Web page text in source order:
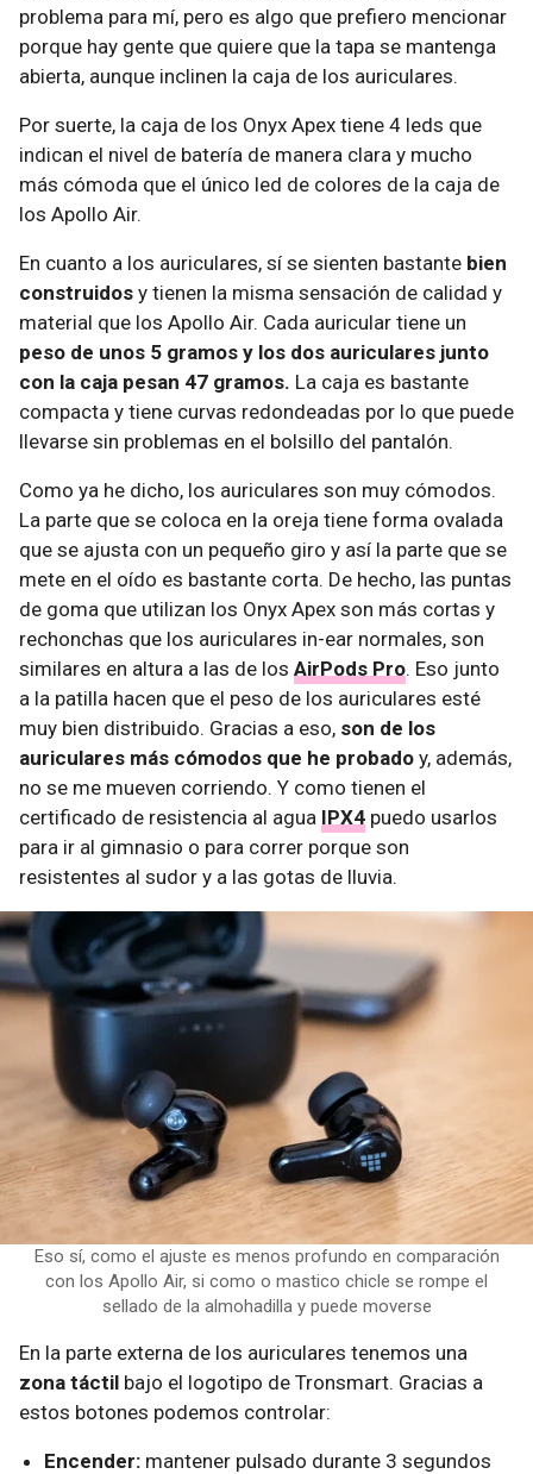
problema para mí, pero es algo que prefiero mencionar
porque hay gente que quiere que la tapa se mantenga
abierta, aunque inclinen la caja de los auriculares.
Por suerte, la caja de los Onyx Apex tiene 4 leds que
indican el nivel de batería de manera clara y mucho
más cómoda que el único led de colores de la caja de
los Apollo Air.
En cuanto a los auriculares, sí se sienten bastante bien
construidos y tienen la misma sensación de calidad y
material que los Apollo Air. Cada auricular tiene un
peso de unos 5 gramos y los dos auriculares junto
con la caja pesan 47 gramos. La caja es bastante
compacta y tiene curvas redondeadas por lo que puede
llevarse sin problemas en el bolsillo del pantalón.
Como ya he dicho, los auriculares son muy cómodos.
La parte que se coloca en la oreja tiene forma ovalada
que se ajusta con un pequeño giro y así la parte que se
mete en el oído es bastante corta. De hecho, las puntas
de goma que utilizan los Onyx Apex son más cortas y
rechonchas que los auriculares in-ear normales, son
similares en altura a las de los AirPods Pro. Eso junto
a la patilla hacen que el peso de los auriculares esté
muy bien distribuido. Gracias a eso, son de los
auriculares más cómodos que he probado y, además,
no se me mueven corriendo. Y como tienen el
certificado de resistencia al agua IPX4 puedo usarlos
para ir al gimnasio o para correr porque son
resistentes al sudor y a las gotas de lluvia.
Eso sí, como el ajuste es menos profundo en comparación
con los Apollo Air, si como o mastico chicle se rompe el
sellado de la almohadilla y puede moverse
En la parte externa de los auriculares tenemos una
zona táctil bajo el logotipo de Tronsmart. Gracias a
estos botones podemos controlar:
Encender: mantener pulsado durante 3 segundos